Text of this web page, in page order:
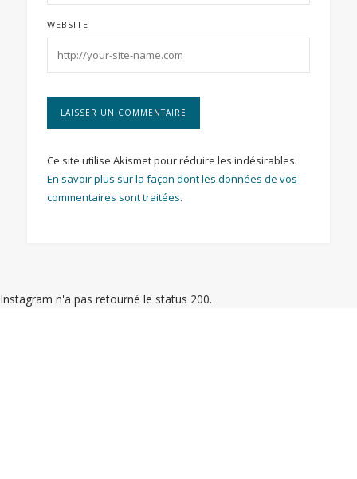
WEBSITE
Ce site utilise Akismet pour réduire les indésirables.
En savoir plus sur la façon dont les données de vos
commentaires sont traitées.
Instagram n'a pas retourné le status 200.